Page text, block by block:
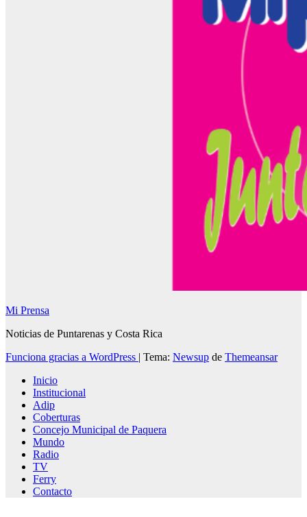
Mi Prensa
Noticias de Puntarenas y Costa Rica
Funciona gracias a WordPress | Tema: Newsup de Themeansar
Inicio
Institucional
Adip
Coberturas
Concejo Municipal de Paquera
Mundo
Radio
TV
Ferry
Contacto